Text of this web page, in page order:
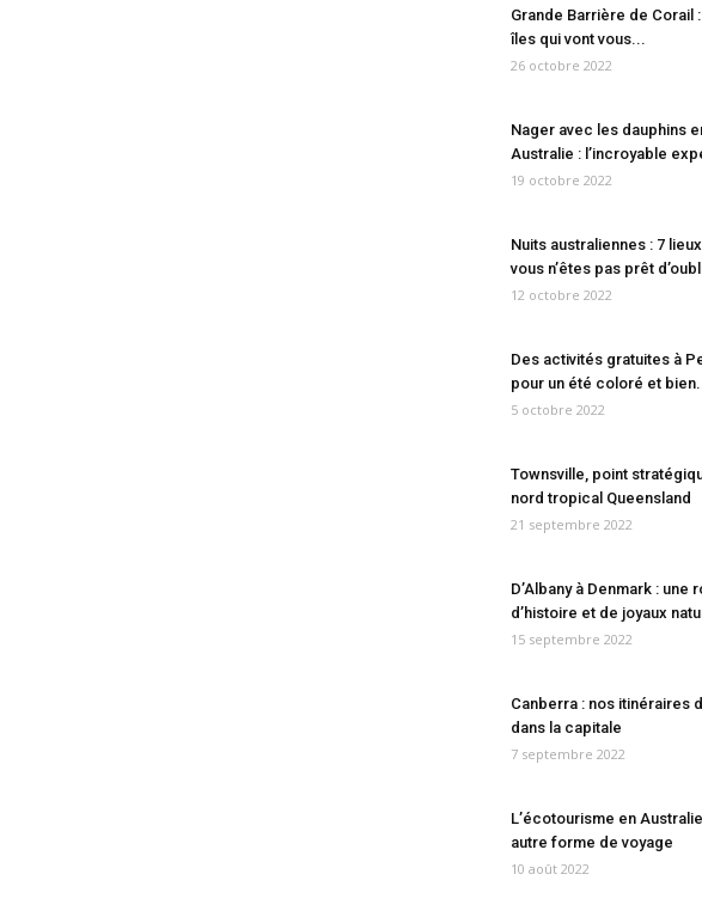
Grande Barrière de Corail
îles qui vont vous...
26 octobre 2022
Nager avec les dauphins
Australie : l’incroyable
19 octobre 2022
Nuits australiennes : 7
vous n’êtes pas prêt
12 octobre 2022
Des activités gratuites à
pour un été coloré et
5 octobre 2022
Townsville, point
nord tropical Queensland
21 septembre 2022
D’Albany à Denmark : une
d’histoire et de joyaux
15 septembre 2022
Canberra : nos itinéraires
dans la capitale
7 septembre 2022
L’écotourisme en
autre forme de voyage
10 août 2022